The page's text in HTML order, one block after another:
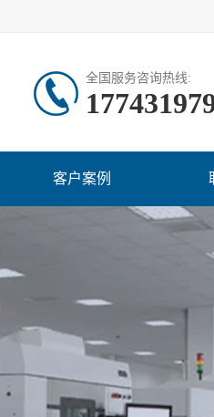
全国服务咨询热线:
客户案例